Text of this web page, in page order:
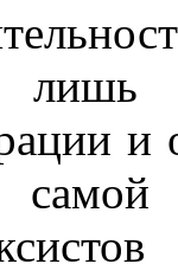
и